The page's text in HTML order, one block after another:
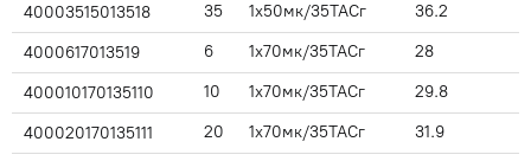
40003515013518 35 1x50мк/35ТАСг 36.2
4000617013519 6 1x70мк/35ТАСг 28
400010170135110 10 1x70мк/35ТАСг 29.8
400020170135111 20 1x70мк/35ТАСг 31.9